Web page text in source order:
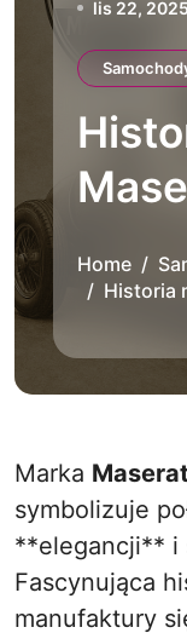
lis 22, 2025
Home
Historia
Marka
symbolizuje
**elegancji** i
Fascynująca
manufaktury